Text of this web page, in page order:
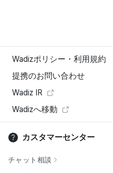
Wadizポリシー・利用規約
提携のお問い合わせ
Wadiz IR
Wadizへ移動
カスタマーセンター
チャット相談